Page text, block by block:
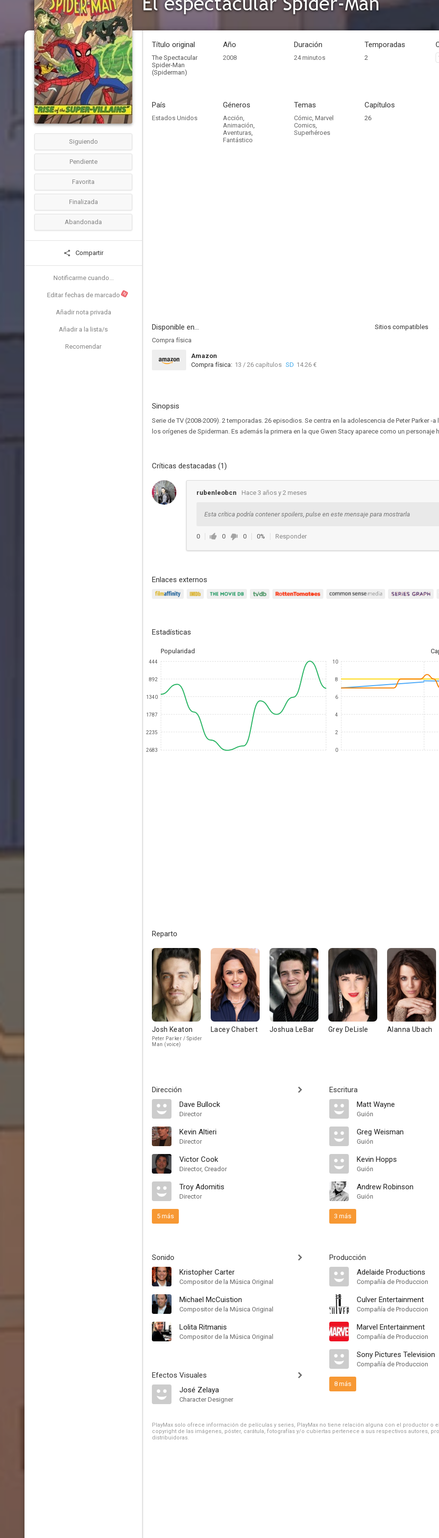
Siguiendo
Pendiente
Favorita
Finalizada
Abandonada
Compartir
Notificarme cuando...
Editar fechas de marcado N
Añadir nota privada
Añadir a la lista/s
Recomendar
Título original
The Spectacular
Spider-Man
(Spiderman)
Año
2008
Duración
24 minutos
Temporadas
2
País
Estados Unidos
Géneros
Acción,
Animación,
Aventuras,
Fantástico
Temas
Cómic, Marvel
Comics,
Superhéroes
Capítulos
26
Disponible en...
Sitios compatibles
Compra física
Amazon
Compra física: 13 / 26 capítulos SD 14.26 €
Sinopsis
Serie de TV (2008-2009). 2 temporadas. 26 episodios. Se centra en la adolescencia de Peter Parker -a
los orígenes de Spiderman. Es además la primera en la que Gwen Stacy aparece como un personaje
Críticas destacadas (1)
rubenleobcn Hace 3 años y 2 meses
Esta crítica podría contener spoilers, pulse en este mensaje para mostrarla
0 0 0 0% Responder
Enlaces externos
Estadísticas
Popularidad
444
892
1340
1787
2235
2683
10
8
6
4
2
0
Reparto
Josh Keaton
Peter Parker / Spider
Man (voice)
Lacey Chabert Joshua LeBar Grey DeLisle Alanna Ubach
Dirección
Dave Bullock
Director
Kevin Altieri
Director
Victor Cook
Director, Creador
Troy Adomitis
Director
5 más
Sonido
Kristopher Carter
Compositor de la Música Original
Michael McCuistion
Compositor de la Música Original
Lolita Ritmanis
Compositor de la Música Original
Efectos Visuales
José Zelaya
Character Designer
Escritura
Matt Wayne
Guión
Greg Weisman
Guión
Kevin Hopps
Guión
Andrew Robinson
Guión
3 más
Producción
Adelaide Productions
Compañía de Produccion
Culver Entertainment
Compañía de Produccion
Marvel Entertainment
Compañía de Produccion
Sony Pictures Television
Compañía de Produccion
8 más
PlayMax solo ofrece información de películas y series, PlayMax no tiene relación alguna con el productor o
copyright de las imágenes, póster, carátula, fotografías y/o cubiertas pertenece a sus respectivos autores,
distribuidoras.